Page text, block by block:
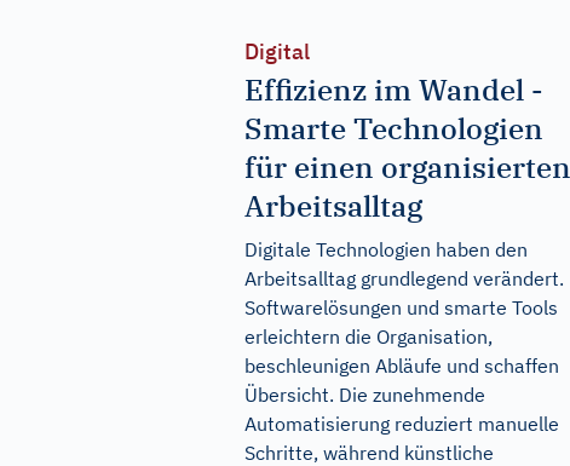
Digital
Effizienz im Wandel -
Smarte Technologien
für einen organisierten
Arbeitsalltag
Digitale Technologien haben den
Arbeitsalltag grundlegend verändert.
Softwarelösungen und smarte Tools
erleichtern die Organisation,
beschleunigen Abläufe und schaffen
Übersicht. Die zunehmende
Automatisierung reduziert manuelle
Schritte, während künstliche